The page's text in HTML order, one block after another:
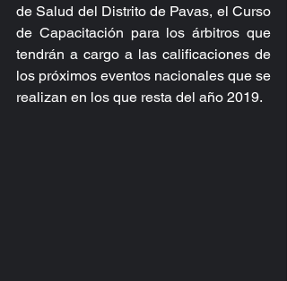
de Salud del Distrito de Pavas, el Curso
de Capacitación para los árbitros que
tendrán a cargo a las calificaciones de
los próximos eventos nacionales que se
realizan en los que resta del año 2019.